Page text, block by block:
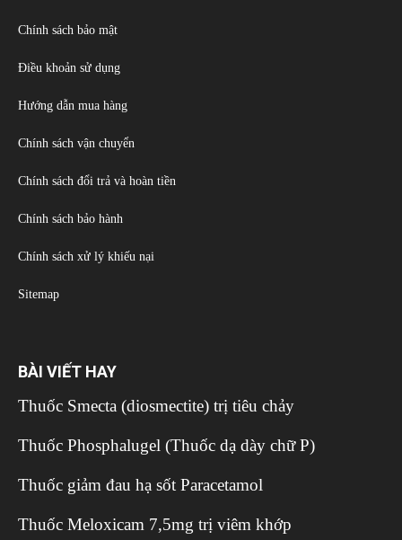
Chính sách bảo mật
Điều khoản sử dụng
Hướng dẫn mua hàng
Chính sách vận chuyển
Chính sách đổi trả và hoàn tiền
Chính sách bảo hành
Chính sách xử lý khiếu nại
Sitemap
BÀI VIẾT HAY
Thuốc Smecta (diosmectite) trị tiêu chảy
Thuốc Phosphalugel (Thuốc dạ dày chữ P)
Thuốc giảm đau hạ sốt Paracetamol
Thuốc Meloxicam 7,5mg trị viêm khớp